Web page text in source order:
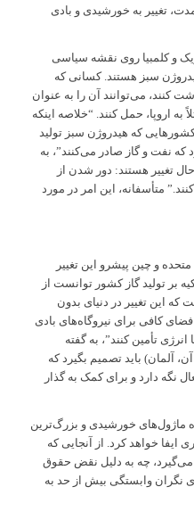
تغییر به خورشیدی و بادی
و کلمبیا روی نقشه سیاسی
هیدروژن سبز هستند. کسانی که
کنند، می‌توانند آن را به عنوان
اروپا، حمل کنند. “خلاصه اینکه
که هیدروژن سبز تولید
که نفت و گاز صادر می‌کنند”، به
تغییر هستند: دور شدن از
متأسفانه، این امر در مورد
و چین پیشرو این تغییر
بر تولید گاز کشور توانست از
این تغییر در دنیای بدون
کافی برای نیروگاه‌های بادی
تأمین کنند”، به گفته
آلمان) باید تصمیم بگیرد که
نگه دارد و برای کمک به گذار
ماژول‌های خورشیدی و بزرگ‌ترین
ایفا خواهد کرد. از آنجایی که
می‌گیرد، چه به دلیل نقض حقوق
نگران وابستگی بیش از حد به